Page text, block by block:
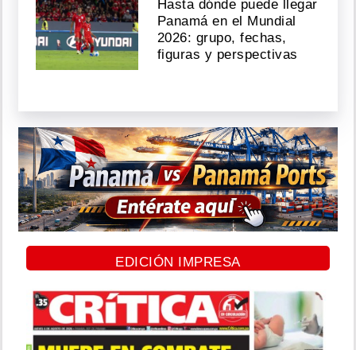
Hasta dónde puede llegar
Panamá en el Mundial
2026: grupo, fechas,
figuras y perspectivas
EDICIÓN IMPRESA